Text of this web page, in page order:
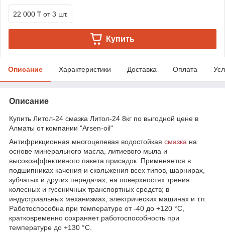
22 000 ₸ от 3 шт.
Купить
Описание Характеристики Доставка Оплата
Описание
Купить Литол-24 смазка Литол-24 8кг по выгодной цене в
Алматы от компании "Arsen-oil"
Антифрикционная многоцелевая водостойкая смазка на
основе минерального масла, литиевого мыла и
высокоэффективного пакета присадок. Применяется в
подшипниках качения и скольжения всех типов, шарнирах,
зубчатых и других передачах; на поверхностях трения
колесных и гусеничных транспортных средств; в
индустриальных механизмах, электрических машинах и т.п.
Работоспособна при температуре от -40 до +120 °С,
кратковременно сохраняет работоспособность при
температуре до +130 °С.